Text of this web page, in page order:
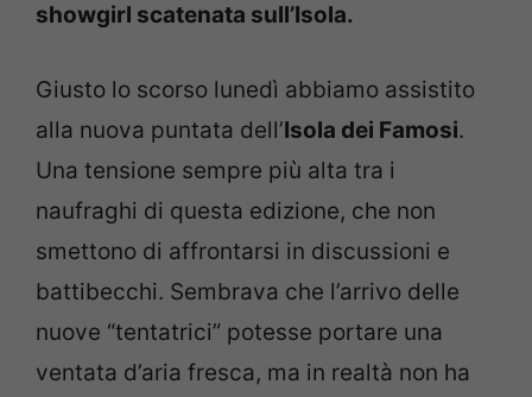
showgirl scatenata sull’Isola.
Giusto lo scorso lunedì abbiamo assistito
alla nuova puntata dell’Isola dei Famosi.
Una tensione sempre più alta tra i
naufraghi di questa edizione, che non
smettono di affrontarsi in discussioni e
battibecchi. Sembrava che l’arrivo delle
nuove “tentatrici” potesse portare una
ventata d’aria fresca, ma in realtà non ha